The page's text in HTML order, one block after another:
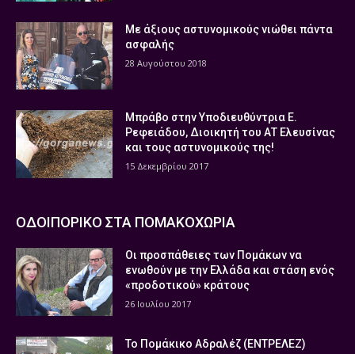
Με άξιους αστυνομικούς νιώθει πάντα
ασφαλής
28 Αυγούστου 2018
Μπράβο στην Υποδιευθύντρια Ε.
Ρεφειάδου, Διοικητή του ΑΤ Ελευσίνας
και τους αστυνομικούς της!
15 Δεκεμβρίου 2017
ΟΔΟΙΠΟΡΙΚΟ ΣΤΑ ΠΟΜΑΚΟΧΩΡΙΑ
Οι προσπάθειες των Πομάκων να
ενωθούν με την Ελλάδα και στάση ενός
«προδοτικού» κράτους
26 Ιουλίου 2017
Το Πομάκικο Αδραλέζ (ΕΝΤΡΕΛΕΖ)